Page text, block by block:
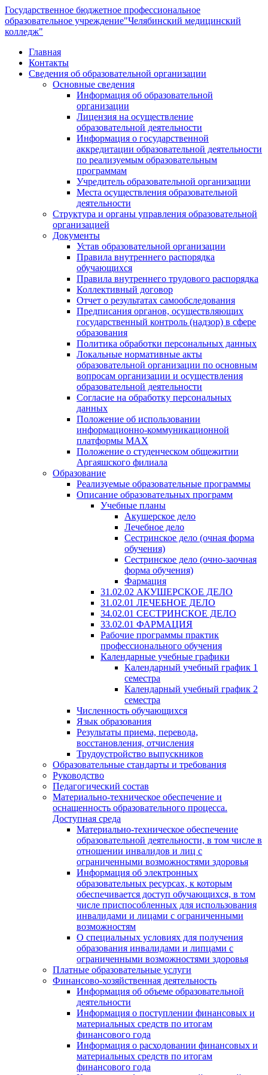
Государственное бюджетное профессиональное
образовательное учреждение"Челябинский медицинский
колледж"
Главная
Контакты
Сведения об образовательной организации
Основные сведения
Информация об образовательной
организации
Лицензия на осуществление
образовательной деятельности
Информация о государственной
аккредитации образовательной деятельности
по реализуемым образовательным
программам
Учредитель образовательной организации
Места осуществления образовательной
деятельности
Структура и органы управления образовательной
организацией
Документы
Устав образовательной организации
Правила внутреннего распорядка
обучающихся
Правила внутреннего трудового распорядка
Коллективный договор
Отчет о результатах самообследования
Предписания органов, осуществляющих
государственный контроль (надзор) в сфере
образования
Политика обработки персональных данных
Локальные нормативные акты
образовательной организации по основным
вопросам организации и осуществления
образовательной деятельности
Согласие на обработку персональных
данных
Положение об использовании
информационно-коммуникационной
платформы MAX
Положение о студенческом общежитии
Аргаяшского филиала
Образование
Реализуемые образовательные программы
Описание образовательных программ
Учебные планы
Акушерское дело
Лечебное дело
Сестринское дело (очная форма
обучения)
Сестринское дело (очно-заочная
форма обучения)
Фармация
31.02.02 АКУШЕРСКОЕ ДЕЛО
31.02.01 ЛЕЧЕБНОЕ ДЕЛО
34.02.01 СЕСТРИНСКОЕ ДЕЛО
33.02.01 ФАРМАЦИЯ
Рабочие программы практик
профессионального обучения
Календарные учебные графики
Календарный учебный график 1
семестра
Календарный учебный график 2
семестра
Численность обучающихся
Язык образования
Результаты приема, перевода,
восстановления, отчисления
Трудоустройство выпускников
Образовательные стандарты и требования
Руководство
Педагогический состав
Материально-техническое обеспечение и
оснащенность образовательного процесса.
Доступная среда
Материально-техническое обеспечение
образовательной деятельности, в том числе в
отношении инвалидов и лиц с
ограниченными возможностями здоровья
Информация об электронных
образовательных ресурсах, к которым
обеспечивается доступ обучающихся, в том
числе приспособленных для использования
инвалидами и лицами с ограниченными
возможностям
О специальных условиях для получения
образования инвалидами и липцами с
ограниченными возможностями здоровья
Платные образовательные услуги
Финансово-хозяйственная деятельность
Информация об объеме образовательной
деятельности
Информация о поступлении финансовых и
материальных средств по итогам
финансового года
Информация о расходовании финансовых и
материальных средств по итогам
финансового года